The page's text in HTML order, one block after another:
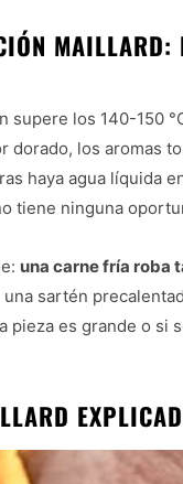
supere los 140-150
dorado, los aromas
haya agua líquida
tiene ninguna
una carne fría roba
una sartén
es grande o si